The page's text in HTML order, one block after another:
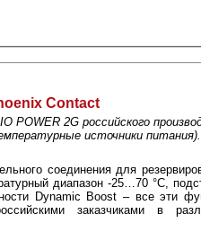
Contact
POWER 2G российского
источники питания).
соединения для
диапазон -25…70 °С,
Dynamic Boost – все эти
заказчиками в